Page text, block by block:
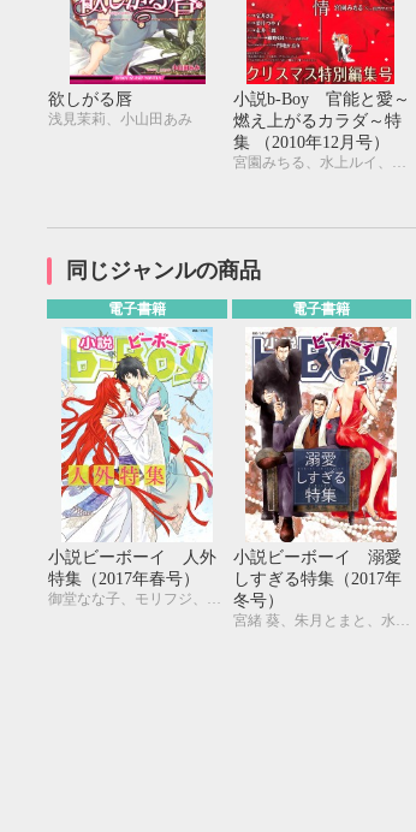
欲しがる唇
浅見茉莉、小山田あみ
小説b-Boy 官能と愛～
燃え上がるカラダ～特
集 （2010年12月号）
同じジャンルの商品
電子書籍
小説ビーボーイ 人外
特集（2017年春号）
御堂なな子、モリフジ、夢乃咲実、佐々木久美子、飯田実樹、宇喜田紅、周防佑未、水壬楓子、しおべり由生、松梶もとや、加東セツコ、桑原水菜、葛西リカコ、あじみね朔生、永井三郎、林 マキ、ひたき、aso、二駒レイム、福嶋ユッカ、水瀬結月
電子書籍
小説ビーボーイ 溺愛
しすぎる特集（2017年
冬号）
宮緒 葵、朱月とまと、水壬楓子、しおべり由生、吉田ナツ、森原八鹿、彩寧一叶、高世ナオキ、遠野春日、円陣闇丸、東野ゆき、園千代子、東野 海、林 マキ、永井三郎、福嶋ユッカ、モリフジ、黒田 屑、ゆうき
9月
TUE WED THU FRI SAT
1 2 4
5
8 9 11
12
15 16 18
19
22 23 24 25
26
29 30
SUN
4
11
18
25